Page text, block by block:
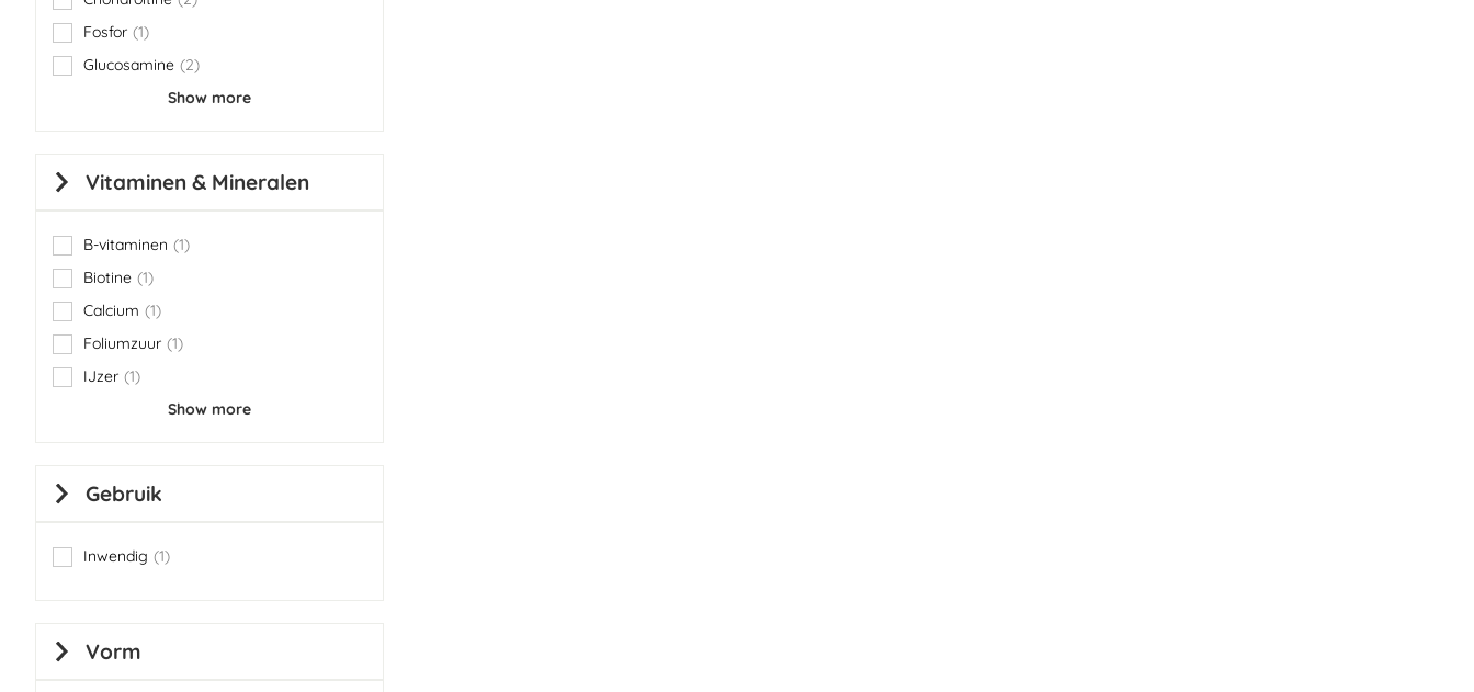
items
Fosfor 1
item
Glucosamine
2
items
Show more
Vitaminen & Mineralen
B-vitaminen 1
item
Biotine 1
item
Calcium
1
item
Foliumzuur 1
item
IJzer 1
item
Show more
Gebruik
Inwendig 1
item
Vorm